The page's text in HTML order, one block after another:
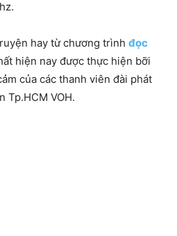
hay từ chương trình đọc
hiện nay được thực hiện bỡi
của các thanh viên đài phát
Tp.HCM VOH.